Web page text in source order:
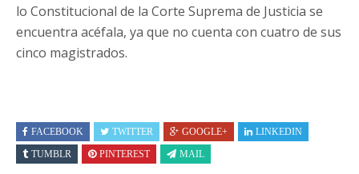
lo Constitucional de la Corte Suprema de Justicia se
encuentra acéfala, ya que no cuenta con cuatro de sus
cinco magistrados.
FACEBOOK TWITTER GOOGLE+
LINKEDIN
TUMBLR
PINTEREST MAIL